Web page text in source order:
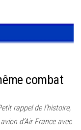
combat
rappel de l’histoire,
d’Air France avec